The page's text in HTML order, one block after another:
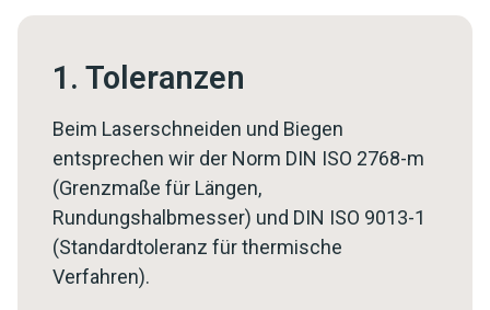
1. Toleranzen
Beim Laserschneiden und Biegen
entsprechen wir der Norm DIN ISO 2768-m
(Grenzmaße für Längen,
Rundungshalbmesser) und DIN ISO 9013-1
(Standardtoleranz für thermische
Verfahren).